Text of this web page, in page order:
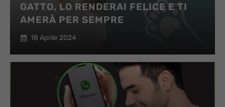
GATTO, LO RENDERAI FELICE E TI
AMERÀ PER SEMPRE
18 Aprile 2024